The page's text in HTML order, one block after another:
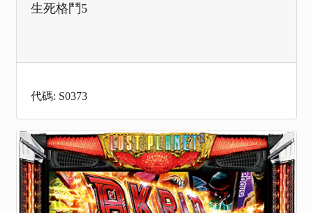
生死格鬥5
代碼: S0373